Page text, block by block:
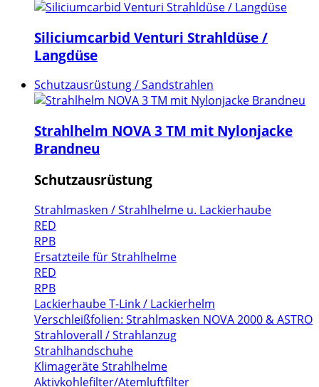
Siliciumcarbid Venturi Strahldüse /
Langdüse
Schutzausrüstung / Sandstrahlen
Strahlhelm NOVA 3 TM mit Nylonjacke
Brandneu
Schutzausrüstung
Strahlmasken / Strahlhelme u. Lackierhaube
RED
RPB
Ersatzteile für Strahlhelme
RED
RPB
Lackierhaube T-Link / Lackierhelm
Verschleißfolien: Strahlmasken NOVA 2000 & ASTRO
Strahloverall / Strahlanzug
Strahlhandschuhe
Klimageräte Strahlhelme
Aktivkohlefilter/Atemluftfilter